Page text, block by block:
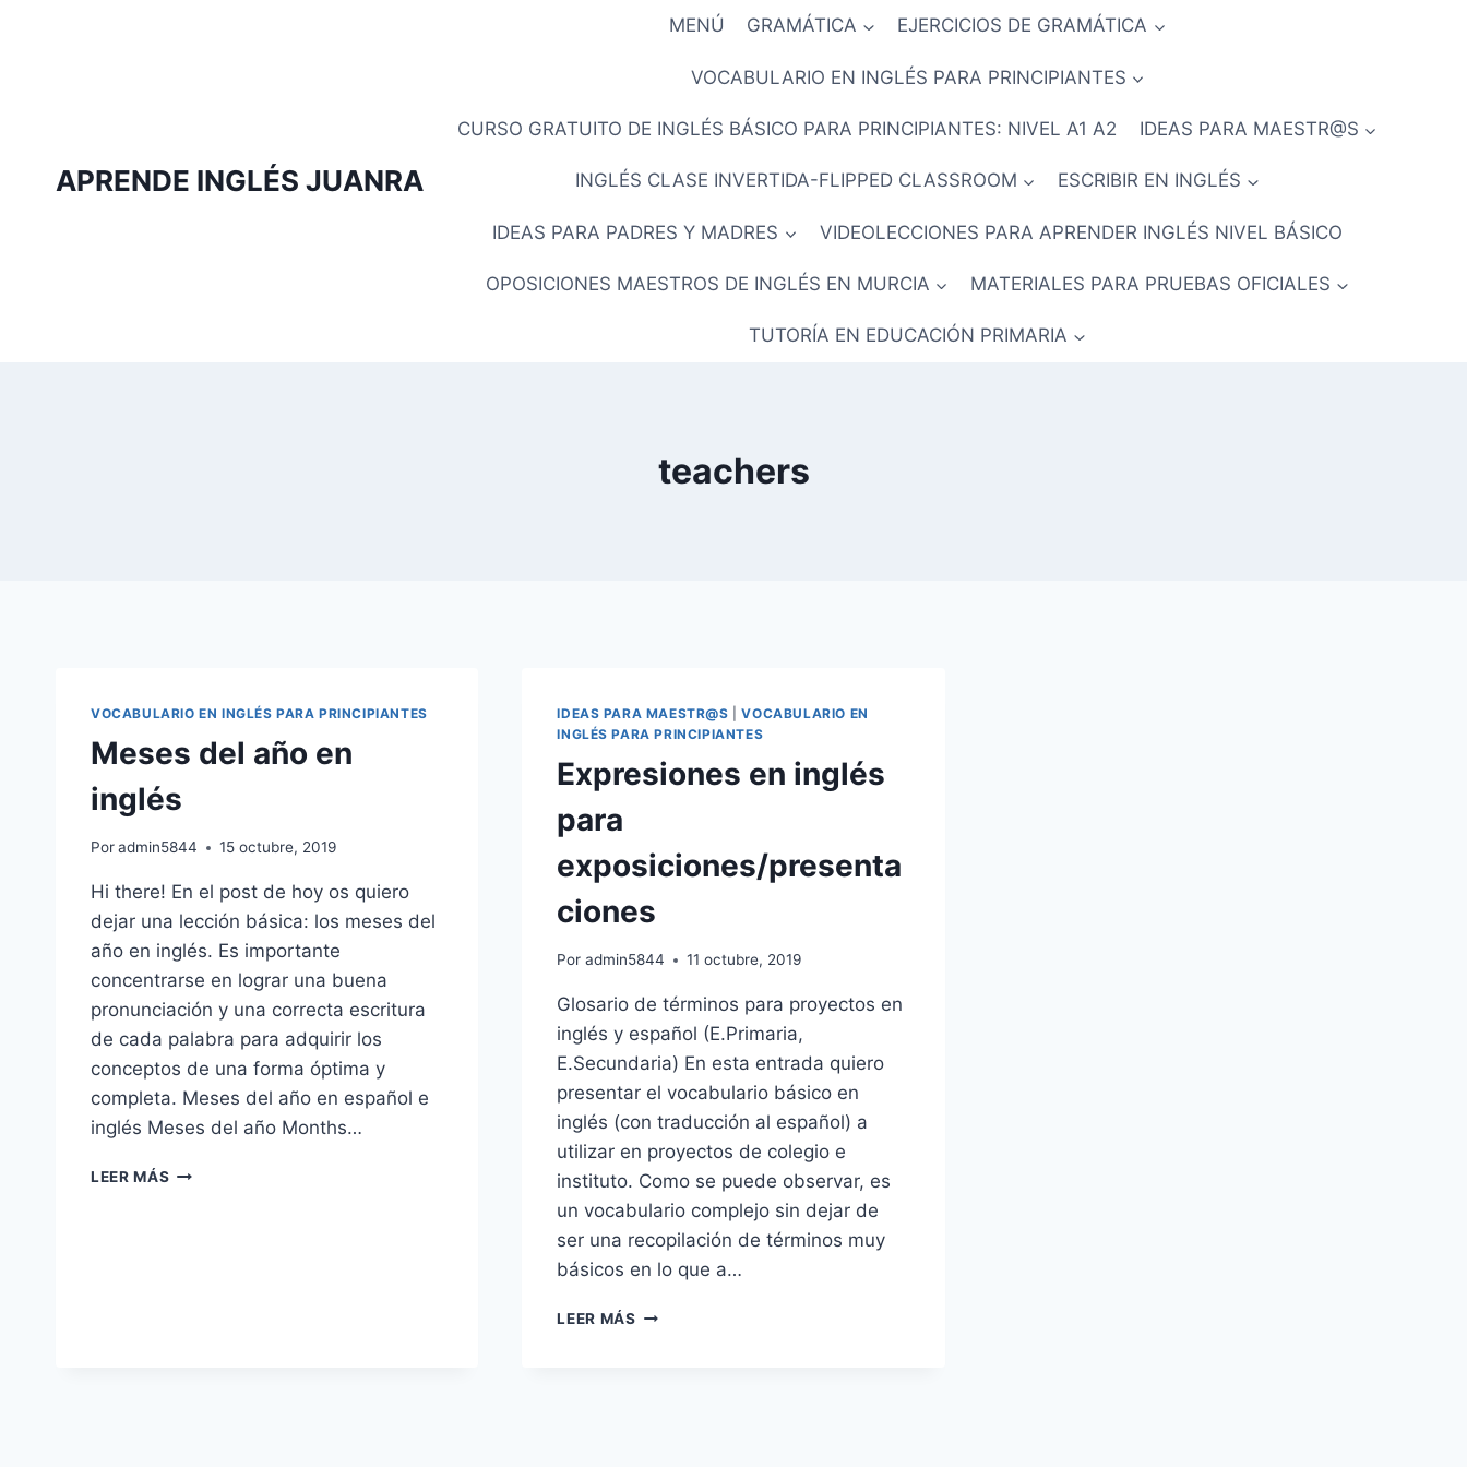
APRENDE INGLÉS JUANRA
MENÚ GRAMÁTICA EJERCICIOS DE GRAMÁTICA
VOCABULARIO EN INGLÉS PARA PRINCIPIANTES
CURSO GRATUITO DE INGLÉS BÁSICO PARA PRINCIPIANTES: NIVEL A1 A2 IDEAS PARA MAESTR@S
INGLÉS CLASE INVERTIDA-FLIPPED CLASSROOM ESCRIBIR EN INGLÉS
IDEAS PARA PADRES Y MADRES VIDEOLECCIONES PARA APRENDER INGLÉS NIVEL BÁSICO
OPOSICIONES MAESTROS DE INGLÉS EN MURCIA MATERIALES PARA PRUEBAS OFICIALES
TUTORÍA EN EDUCACIÓN PRIMARIA
teachers
VOCABULARIO EN INGLÉS PARA PRINCIPIANTES
Meses del año en
inglés
Poradmin5844 15 octubre, 2019
Hi there! En el post de hoy os quiero
dejar una lección básica: los meses del
año en inglés. Es importante
concentrarse en lograr una buena
pronunciación y una correcta escritura
de cada palabra para adquirir los
conceptos de una forma óptima y
completa. Meses del año en español e
inglés Meses del año Months…
LEER MÁS MESES
IDEAS PARA MAESTR@S |VOCABULARIO EN
INGLÉS PARA PRINCIPIANTES
Expresiones en inglés
para
exposiciones/presenta
ciones
Por admin5844 11 octubre, 2019
Glosario de términos para proyectos en
inglés y español (E.Primaria,
E.Secundaria) En esta entrada quiero
presentar el vocabulario básico en
inglés (con traducción al español) a
utilizar en proyectos de colegio e
instituto. Como se puede observar, es
un vocabulario complejo sin dejar de
ser una recopilación de términos muy
básicos en lo que a…
LEER MÁS EXPRESIONES